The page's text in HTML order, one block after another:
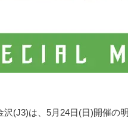
沢(J3)は、5月24日(日)開催の